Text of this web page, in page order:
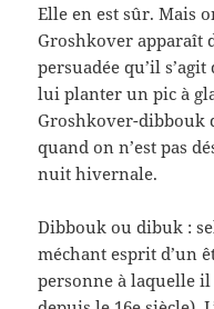
Elle en est sûr. Mais
Groshkover apparaît
persuadée qu’il
lui planter un pic à
Groshkover-dibbouk
quand on n’est pas
nuit hivernale.
Dibbouk ou dibuk :
méchant esprit d’un
personne à laquelle il